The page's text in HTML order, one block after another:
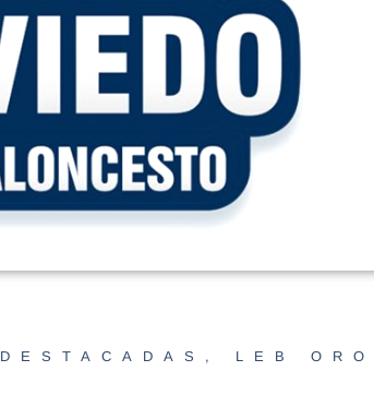
DESTACADAS , LEB ORO